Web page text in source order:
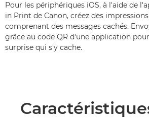
Pour les périphériques iOS, à l'aide de
in Print de Canon, créez des
comprenant des messages cachés.
grâce au code QR d'une application
surprise qui s'y cache.